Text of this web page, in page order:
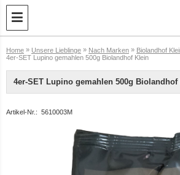
Home » Unsere Lieblinge » Nach Marken » Biolandhof
4er-SET Lupino gemahlen 500g Biolandhof Klein
4er-SET Lupino gemahlen 500g Biolandhof
Artikel-Nr.: 5610003M